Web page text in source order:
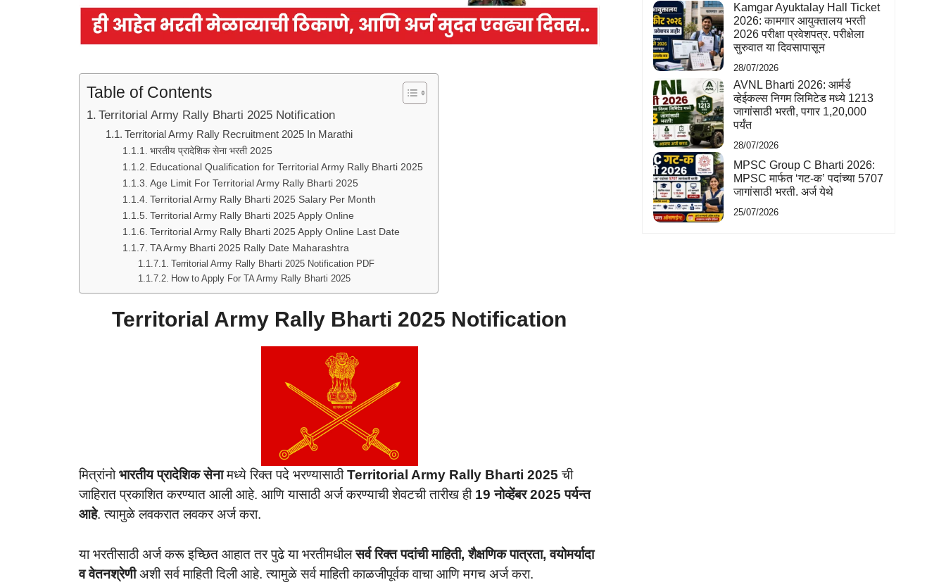
Table of Contents
Territorial Army Rally Bharti 2025 Notification
Territorial Army Rally Recruitment 2025 In Marathi
भारतीय प्रादेशिक सेना भरती 2025
Educational Qualification for Territorial Army Rally Bharti 2025
Age Limit For Territorial Army Rally Bharti 2025
Territorial Army Rally Bharti 2025 Salary Per Month
Territorial Army Rally Bharti 2025 Apply Online
Territorial Army Rally Bharti 2025 Apply Online Last Date
TA Army Bharti 2025 Rally Date Maharashtra
Territorial Army Rally Bharti 2025 Notification PDF
How to Apply For TA Army Rally Bharti 2025
Territorial Army Rally Bharti 2025 Notification
मित्रांनोभारतीय प्रादेशिक सेनामध्ये रिक्त पदे भरण्यासाठीTerritorial Army Rally Bharti 2025 ची
जाहिरात प्रकाशित करण्यात आली आहे. आणि यासाठी अर्ज करण्याची शेवटची तारीख ही 19 नोव्हेंबर 2025 पर्यन्त
आहे. त्यामुळे लवकरात लवकर अर्ज करा.
या भरतीसाठी अर्ज करू इच्छित आहात तर पुढे या भरतीमधीलसर्व रिक्त पदांची माहिती, शैक्षणिक पात्रता, वयोमर्यादा
व वेतनश्रेणीअशी सर्व माहिती दिली आहे. त्यामुळे सर्व माहिती काळजीपूर्वक वाचा आणि मगच अर्ज करा.
Kamgar Ayuktalay Hall Ticket
2026: कामगार आयुक्तालय भरती
2026 परीक्षा प्रवेशपत्र. परीक्षेला
सुरुवात या दिवसापासून
28/07/2026
AVNL Bharti 2026: आर्मर्ड
व्हेईकल्स निगम लिमिटेड मध्ये 1213
जागांसाठी भरती, पगार 1,20,000
पर्यंत
28/07/2026
MPSC Group C Bharti 2026:
MPSC मार्फत ‘गट-क’ पदांच्या 5707
जागांसाठी भरती. अर्ज येथे
25/07/2026